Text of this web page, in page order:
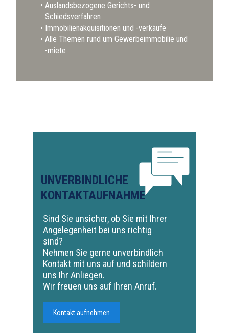
Auslandsbezogene Gerichts- und
Schiedsverfahren
Immobilienakquisitionen und -verkäufe
Alle Themen rund um Gewerbeimmobilie und
-miete
UNVERBINDLICHE
KONTAKTAUFNAHME
Sind Sie unsicher, ob Sie mit Ihrer
Angelegenheit bei uns richtig
sind?
Nehmen Sie gerne unverbindlich
Kontakt mit uns auf und schildern
uns Ihr Anliegen.
Wir freuen uns auf Ihren Anruf.
Kontakt aufnehmen